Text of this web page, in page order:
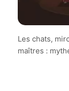
Les chats,
maîtres :